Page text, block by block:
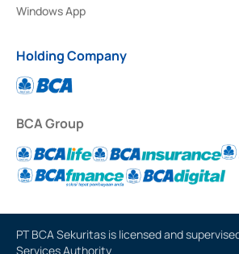
Windows App
Holding Company
BCA Group
PT BCA Sekuritas is licensed and
Services Authority